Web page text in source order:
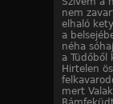
nem
elhaló
a
néha
a Tüdőből
Hirtelen
mert